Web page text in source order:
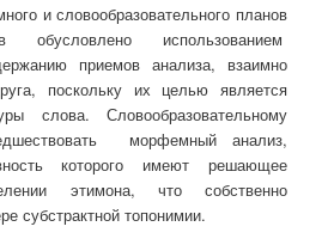
и словообразовательного планов
обусловлено использованием
приемов анализа, взаимно
поскольку их целью является
слова. Словообразовательному
морфемный анализ,
которого имеют решающее
этимона, что собственно
субстрактной топонимии.